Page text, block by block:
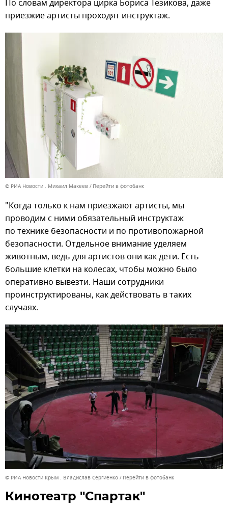
По словам директора цирка Бориса Тезикова, даже
приезжие артисты проходят инструктаж.
© РИА Новости . Михаил Макеев Перейти в фотобанк
"Когда только к нам приезжают артисты, мы
проводим с ними обязательный инструктаж
по технике безопасности и по противопожарной
безопасности. Отдельное внимание уделяем
животным, ведь для артистов они как дети. Есть
большие клетки на колесах, чтобы можно было
оперативно вывезти. Наши сотрудники
проинструктированы, как действовать в таких
случаях.
© РИА Новости Крым . Владислав Сергиенко Перейти в фотобанк
Кинотеатр "Спартак"